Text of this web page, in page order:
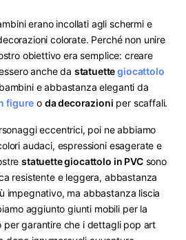
erano incollati agli schermi e
colorate. Perché non unire
obiettivo era semplice: creare
anche da statuettegiocattolo
e abbastanza eleganti da
figure o da decorazioni per scaffali.
eccentrici, poi ne abbiamo
audaci, espressioni esagerate e
statuette giocattolo in PVCsono
resistente e leggera, abbastanza
impegnativo, ma abbastanza liscia
aggiunto giunti mobili per la
per garantire che i dettagli pop art